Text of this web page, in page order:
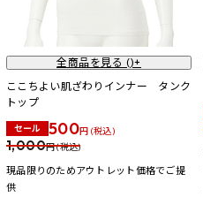
全商品を見る ()+
ここちよい肌ざわりインナー タンク
トップ
セール 500円 (税込)
1,000円 (税込)
現品限りのためアウトレット価格でご提
供